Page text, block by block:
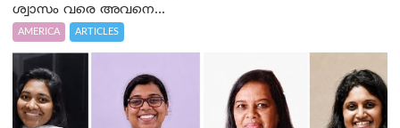
ശ്വാസം വരെ അവനെ...
AMERICA ARTICLES